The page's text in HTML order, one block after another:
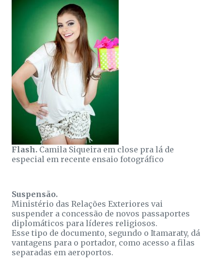
Flash. Camila Siqueira em close pra lá de
especial em recente ensaio fotográfico
Suspensão.
Ministério das Relações Exteriores vai
suspender a concessão de novos passaportes
diplomáticos para líderes religiosos.
Esse tipo de documento, segundo o Itamaraty, dá
vantagens para o portador, como acesso a filas
separadas em aeroportos.